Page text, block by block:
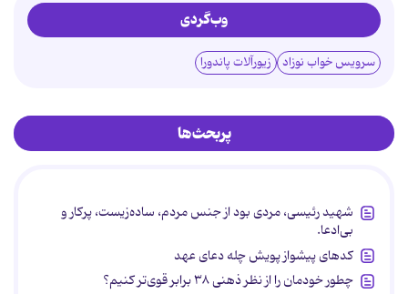
وب‌گردی
سرویس خواب نوزاد زیورآلات پاندورا
پربحث‌ها
شهید رئیسی، مردی بود از جنس مردم، ساده‌زیست، پرکار و
بی‌ادعا.
کدهای پیشواز پویش چله دعای عهد
چطور خودمان را از نظر ذهنی ۳۸ برابر قوی‌تر کنیم؟